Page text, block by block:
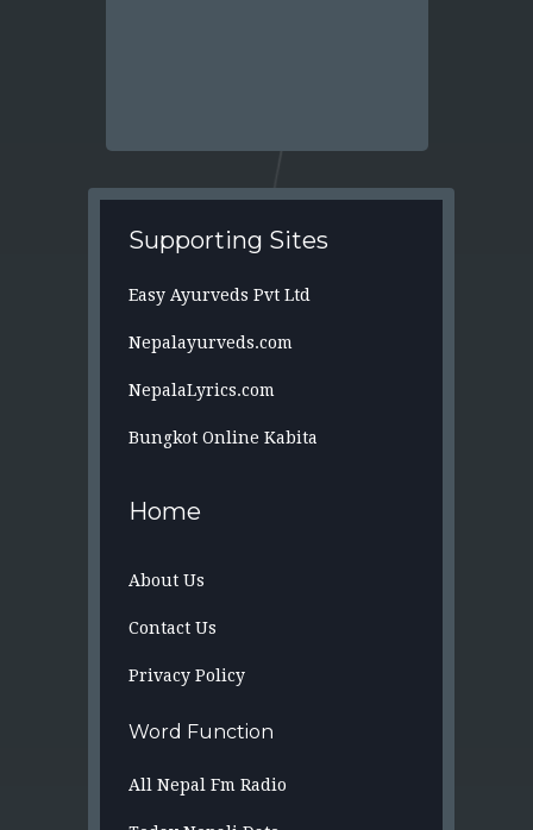
Supporting Sites
Easy Ayurveds Pvt Ltd
Nepalayurveds.com
NepalaLyrics.com
Bungkot Online Kabita
Home
About Us
Contact Us
Privacy Policy
Word Function
All Nepal Fm Radio